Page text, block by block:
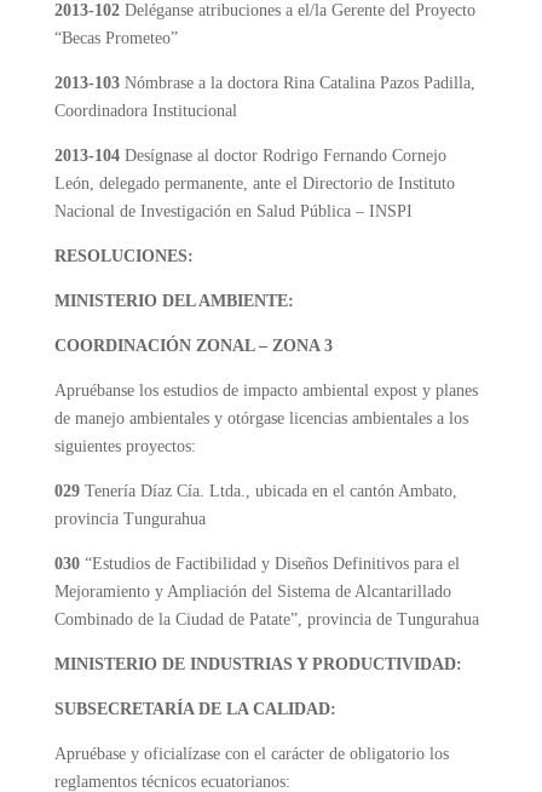
2013-102Deléganse atribuciones a el/la Gerente del Proyecto
“Becas Prometeo”
2013-103 Nómbrase a la doctora Rina Catalina Pazos Padilla,
Coordinadora Institucional
2013-104Desígnase al doctor Rodrigo Fernando Cornejo
León, delegado permanente, ante el Directorio de Instituto
Nacional de Investigación en Salud Pública – INSPI
RESOLUCIONES:
MINISTERIO DEL AMBIENTE:
COORDINACIÓN ZONAL – ZONA 3
Apruébanse los estudios de impacto ambiental expost y planes
de manejo ambientales y otórgase licencias ambientales a los
siguientes proyectos:
029 Tenería Díaz Cía. Ltda., ubicada en el cantón Ambato,
provincia Tungurahua
030 “Estudios de Factibilidad y Diseños Definitivos para el
Mejoramiento y Ampliación del Sistema de Alcantarillado
Combinado de la Ciudad de Patate”, provincia de Tungurahua
MINISTERIO DE INDUSTRIAS Y PRODUCTIVIDAD:
SUBSECRETARÍA DE LA CALIDAD:
Apruébase y oficialízase con el carácter de obligatorio los
reglamentos técnicos ecuatorianos: